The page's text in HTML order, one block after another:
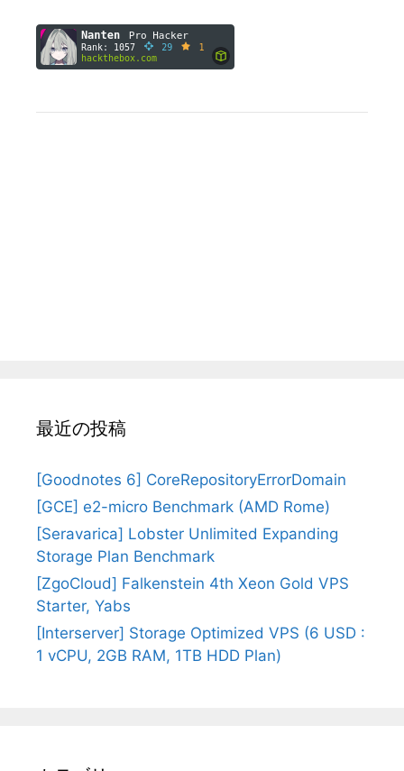
最近の投稿
[Goodnotes 6] CoreRepositoryErrorDomain
[GCE] e2-micro Benchmark (AMD Rome)
[Seravarica] Lobster Unlimited Expanding
Storage Plan Benchmark
[ZgoCloud] Falkenstein 4th Xeon Gold VPS
Starter, Yabs
[Interserver] Storage Optimized VPS (6 USD :
1 vCPU, 2GB RAM, 1TB HDD Plan)